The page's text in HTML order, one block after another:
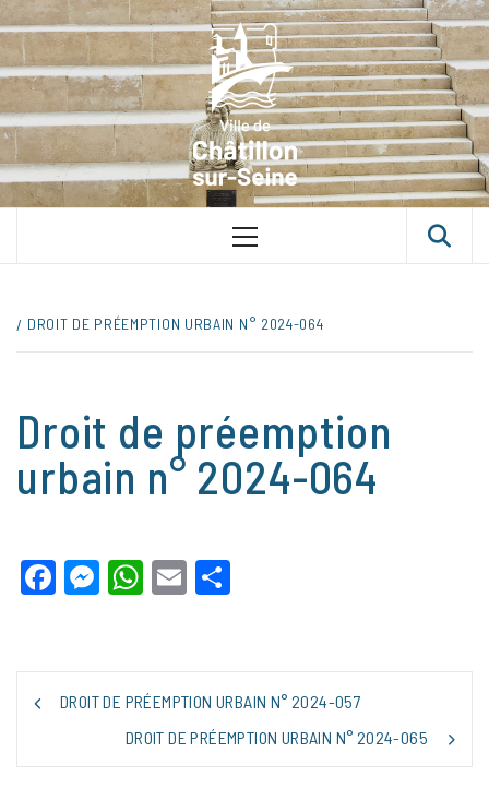
Skip
to
content
VILLE
SUR-SEINE
UNE VILLE DANS UN PARC
Primary
DROIT DE PRÉEMPTION URBAIN N° 2024-064
Droit de préemption
urbain n° 2024-064
Facebook
Messenger
WhatsApp
Email
NAVIGATION
DE
DROIT DE PRÉEMPTION URBAIN N° 2024-057
DROIT DE PRÉEMPTION URBAIN N° 2024-065